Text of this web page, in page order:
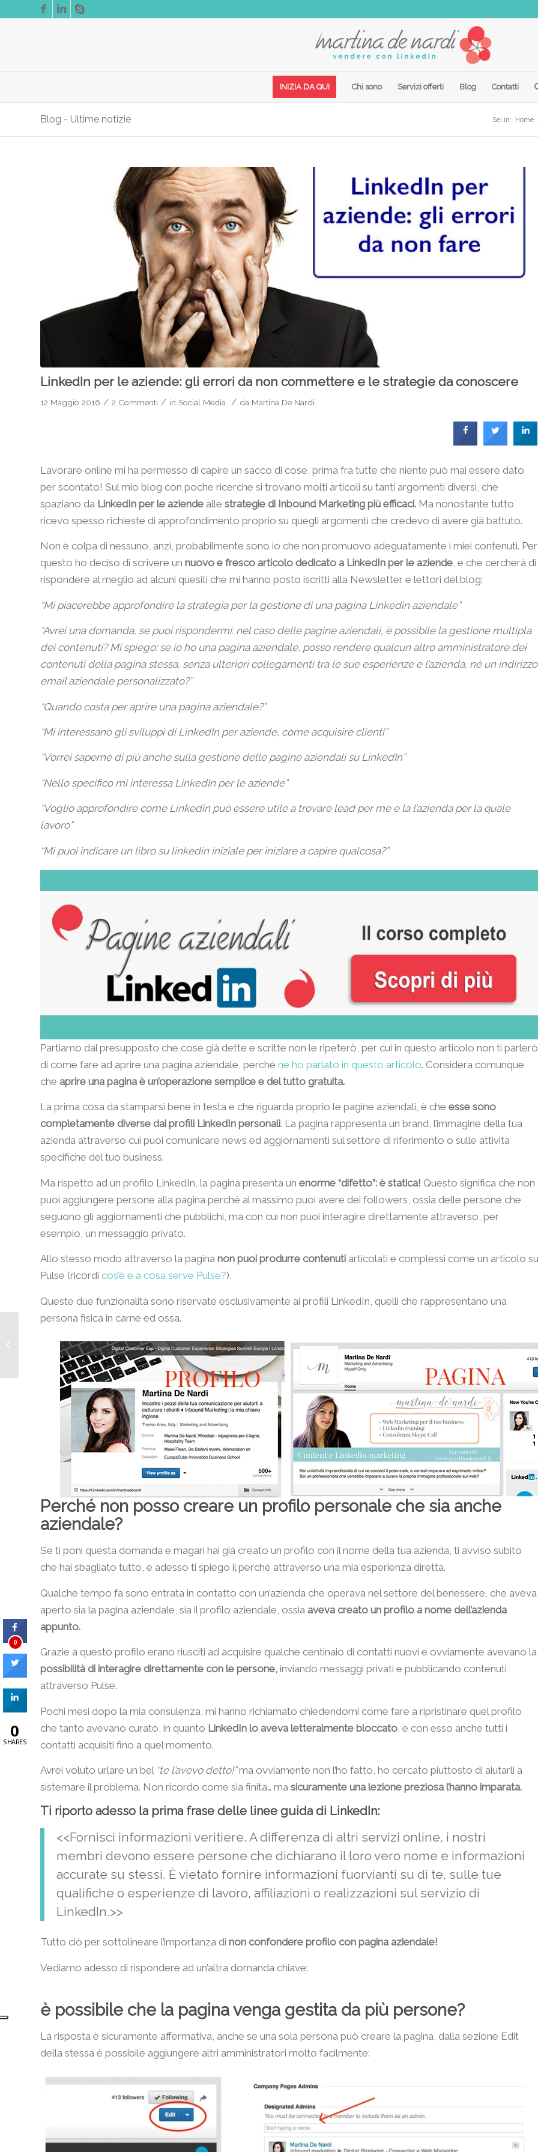
INIZIA DA QUI Chi sono Servizi offerti Blog Contatti
Blog - Ultime notizie Sei in: Home
LinkedIn per le aziende: gli errori da non commettere e le strategie da conoscere
12 Maggio 2016 / 2 Commenti / in Social Media / da Martina De Nardi
Lavorare online mi ha permesso di capire un sacco di cose, prima fra tutte che niente può mai essere dato
per scontato! Sul mio blog con poche ricerche si trovano molti articoli su tanti argomenti diversi, che
spaziano da LinkedIn per le aziende alle strategie di Inbound Marketing più efficaci. Ma nonostante tutto
ricevo spesso richieste di approfondimento proprio su quegli argomenti che credevo di avere già battuto.
Non è colpa di nessuno, anzi, probabilmente sono io che non promuovo adeguatamente i miei contenuti. Per
questo ho deciso di scrivere un nuovo e fresco articolo dedicato a LinkedIn per le aziende, e che cercherà di
rispondere al meglio ad alcuni quesiti che mi hanno posto iscritti alla Newsletter e lettori del blog:
“Mi piacerebbe approfondire la strategia per la gestione di una pagina Linkedin aziendale”
“Avrei una domanda, se puoi rispondermi: nel caso delle pagine aziendali, è possibile la gestione multipla
dei contenuti? Mi spiego: se io ho una pagina aziendale, posso rendere qualcun altro amministratore dei
contenuti della pagina stessa, senza ulteriori collegamenti tra le sue esperienze e l’azienda, né un indirizzo
email aziendale personalizzato?”
“Quando costa per aprire una pagina aziendale?”
“Miinteressano gli sviluppi di LinkedIn per aziende, come acquisire clienti”
“Vorrei saperne di più anche sulla gestione delle pagine aziendali su LinkedIn”
“Nello specifico mi interessa LinkedIn per le aziende”
“Voglio approfondire come Linkedin può essere utile a trovare lead per me e la l’azienda per la quale
lavoro”
“Mi puoi indicare un libro su linkedin iniziale per iniziare a capire qualcosa?”
Partiamo dal presupposto che cose già dette e scritte non le ripeterò, per cui in questo articolo non ti parlerò
di come fare ad aprire una pagina aziendale, perché ne ho parlato in questo articolo. Considera comunque
che aprire una pagina è un’operazione semplice e del tutto gratuita.
La prima cosa da stamparsi bene in testa e che riguarda proprio le pagine aziendali, è che esse sono
completamente diverse dai profili LinkedIn personali. La pagina rappresenta un brand, l’immagine della tua
azienda attraverso cui puoi comunicare news ed aggiornamenti sul settore di riferimento o sulle attività
specifiche del tuo business.
Ma rispetto ad un profilo LinkedIn, la pagina presenta un enorme “difetto”: è statica! Questo significa che non
puoi aggiungere persone alla pagina perché al massimo puoi avere dei followers, ossia delle persone che
seguono gli aggiornamenti che pubblichi, ma con cui non puoi interagire direttamente attraverso, per
esempio, un messaggio privato.
Allo stesso modo attraverso la pagina non puoi produrre contenuti articolati e complessi come un articolo su
Pulse (ricordi cos’è e a cosa serve Pulse?).
Queste due funzionalità sono riservate esclusivamente ai profili LinkedIn, quelli che rappresentano una
persona fisica in carne ed ossa.
Perché non posso creare un profilo personale che sia anche
aziendale?
Se ti poni questa domanda e magari hai già creato un profilo con il nome della tua azienda, ti avviso subito
che hai sbagliato tutto, e adesso ti spiego il perché attraverso una mia esperienza diretta.
Qualche tempo fa sono entrata in contatto con un’azienda che operava nel settore del benessere, che aveva
aperto sia la pagina aziendale, sia il profilo aziendale, ossia aveva creato un profilo a nome dell’azienda
appunto.
Grazie a questo profilo erano riusciti ad acquisire qualche centinaio di contatti nuovi e ovviamente avevano la
possibilità di interagire direttamente con le persone, inviando messaggi privati e pubblicando contenuti
attraverso Pulse.
Pochi mesi dopo la mia consulenza, mi hanno richiamato chiedendomi come fare a ripristinare quel profilo
che tanto avevano curato, in quanto LinkedIn lo aveva letteralmente bloccato , e con esso anche tutti i
contatti acquisiti fino a quel momento.
Avrei voluto urlare un bel “te l’avevo detto!”ma ovviamente non l’ho fatto, ho cercato piuttosto di aiutarli a
sistemare il problema. Non ricordo come sia finita… ma sicuramente una lezione preziosa l’hanno imparata.
Ti riporto adesso la prima frase delle linee guida di LinkedIn:
<<Fornisci informazioni veritiere. A differenza di altri servizi online, i nostri
membri devono essere persone che dichiarano il loro vero nome e informazioni
accurate su stessi. È vietato fornire informazioni fuorvianti su di te, sulle tue
qualifiche o esperienze di lavoro, affiliazioni o realizzazioni sul servizio di
LinkedIn.>>
Tutto ciò per sottolineare l’importanza di non confondere profilo con pagina aziendale!
Vediamo adesso di rispondere ad un’altra domanda chiave:
è possibile che la pagina venga gestita da più persone?
La risposta è sicuramente affermativa, anche se una sola persona può creare la pagina, dalla sezione Edit
della stessa è possibile aggiungere altri amministratori molto facilmente:
Vitacca: senza passione
ogni entusiasmo si
0
0
SHARES